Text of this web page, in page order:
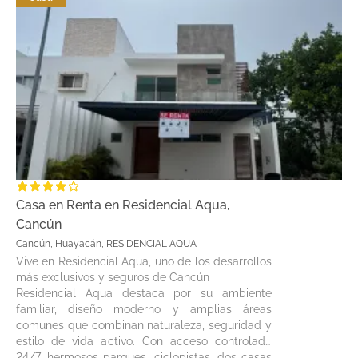
Casa en Renta en Residencial Aqua,
Cancún
Cancún, Huayacán, RESIDENCIAL AQUA
Vive en Residencial Aqua, uno de los desarrollos
más exclusivos y seguros de Cancún
Residencial Aqua destaca por su ambiente
familiar, diseño moderno y amplias áreas
comunes que combinan naturaleza, seguridad y
estilo de vida activo. Con acceso controlado